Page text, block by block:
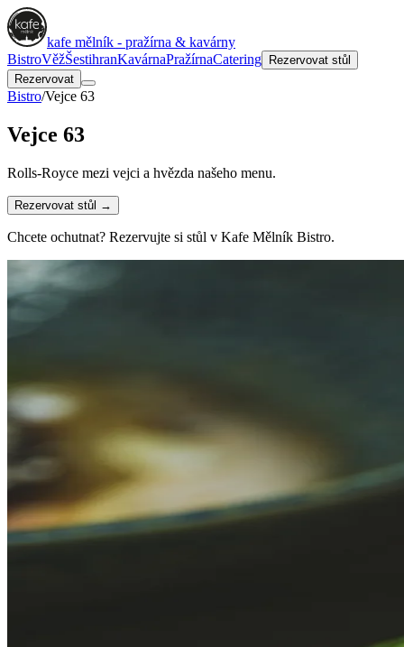
kafe mělník - pražírna & kavárny
BistroVěžŠestihranKavárnaPražírnaCatering
Rezervovat stůl
Rezervovat
Bistro/Vejce 63
Vejce 63
Rolls-Royce mezi vejci a hvězda našeho menu.
Rezervovat stůl →
Chcete ochutnat? Rezervujte si stůl v Kafe Mělník Bistro.